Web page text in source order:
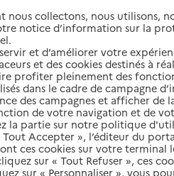
autour de Val-Revermont
nous collectons, nous utilisons,
notice d’information sur la
et d’améliorer votre
et des cookies destinés à
profiter pleinement des
dans le cadre de campagne
des campagnes et afficher de
de votre navigation et de
la partie sur notre politique
Accepter », l’éditeur du
ces cookies sur votre terminal
sur « Tout Refuser », ces
sur « Personnaliser », vous